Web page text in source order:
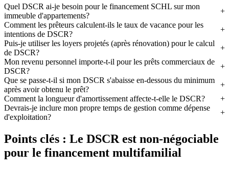
Quel DSCR ai-je besoin pour le financement SCHL sur mon
immeuble d'appartements?
Comment les prêteurs calculent-ils le taux de vacance pour les
intentions de DSCR?
Puis-je utiliser les loyers projetés (après rénovation) pour le calcul
de DSCR?
Mon revenu personnel importe-t-il pour les prêts commerciaux de
DSCR?
Que se passe-t-il si mon DSCR s'abaisse en-dessous du minimum
après avoir obtenu le prêt?
Comment la longueur d'amortissement affecte-t-elle le DSCR?
Devrais-je inclure mon propre temps de gestion comme dépense
d'exploitation?
Points clés : Le DSCR est non-négociable
pour le financement multifamilial